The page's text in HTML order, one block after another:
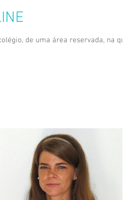
de uma área reservada, na qual